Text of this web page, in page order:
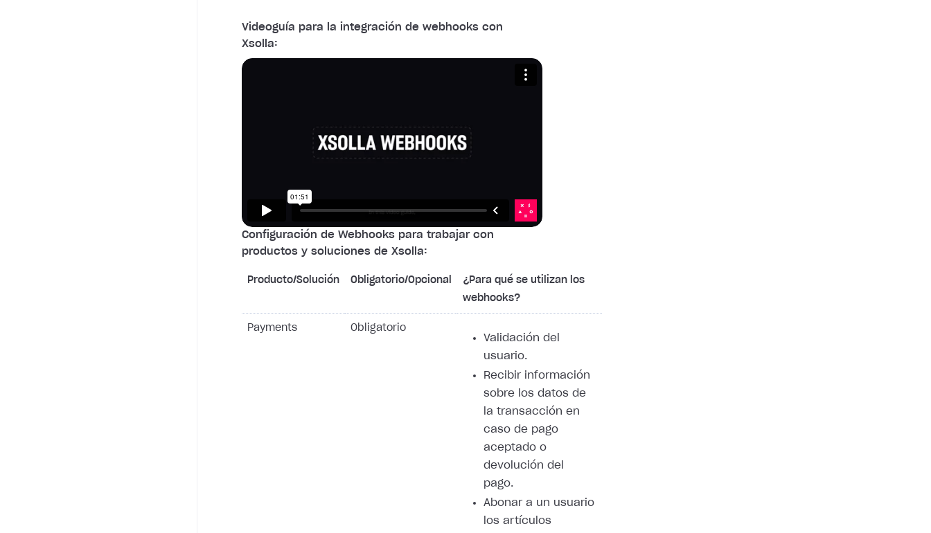
Videoguía para la integración de webhooks con
Xsolla:
Configuración de Webhooks para trabajar con
productos y soluciones de Xsolla:
Producto/Solución Obligatorio/Opcional
¿Para qué se utilizan los
webhooks?
Payments Obligatorio
Validación del
usuario.
Recibir información
sobre los datos de
la transacción en
caso de pago
aceptado o
devolución del
pago.
Abonar a un usuario
los artículos